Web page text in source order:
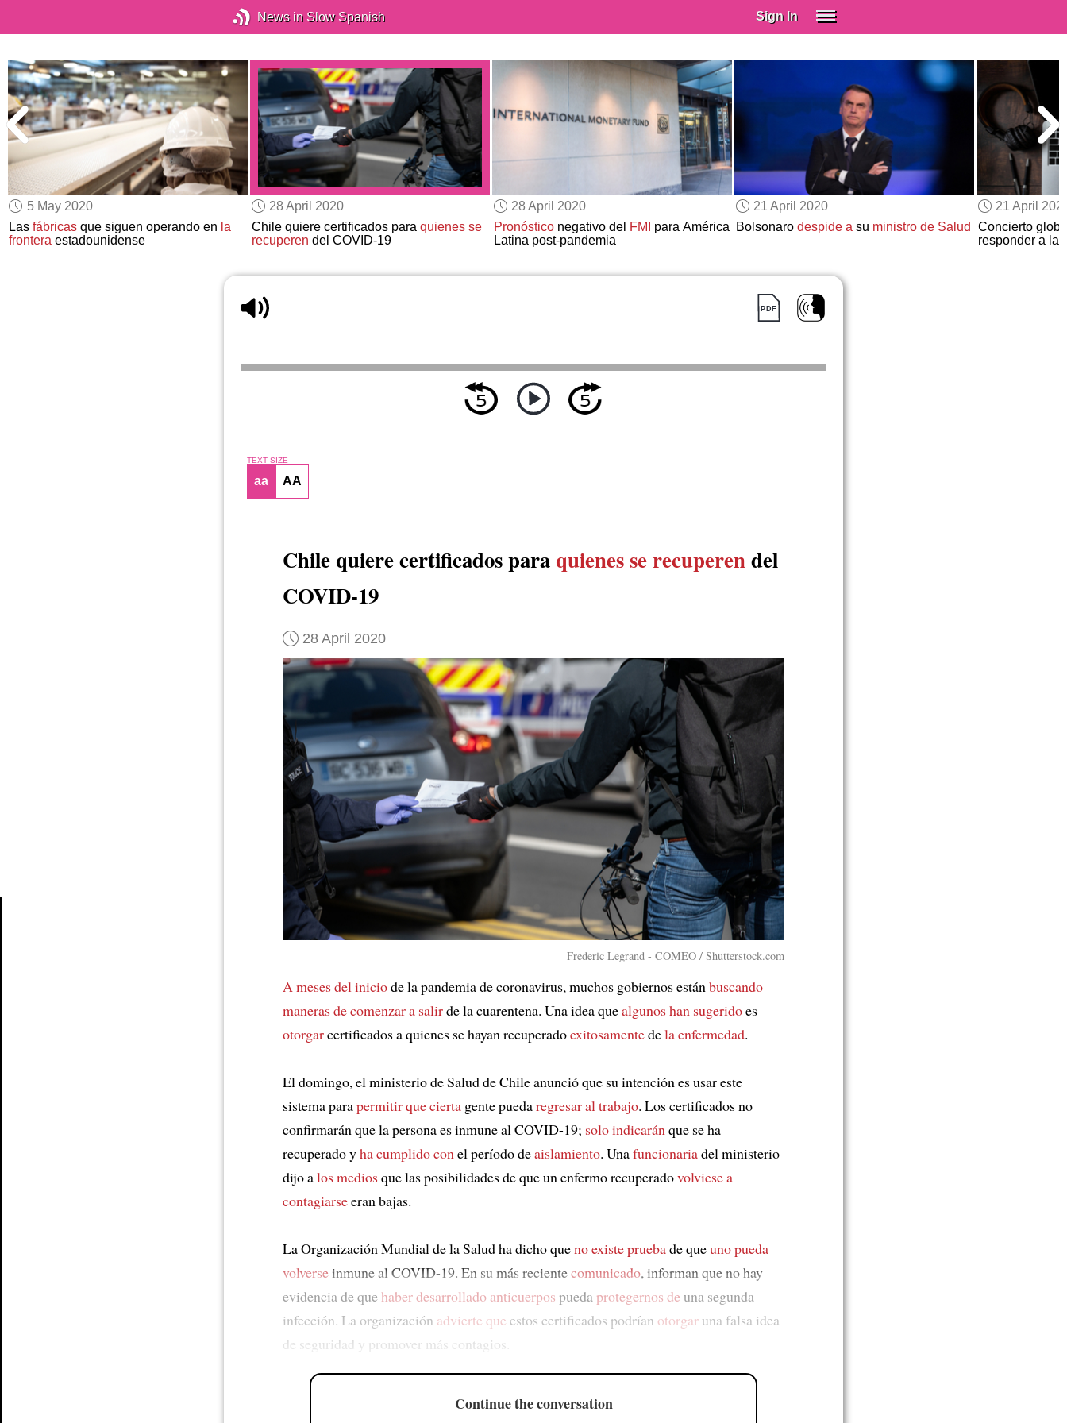
News in Slow Spanish Sign In
Spanish (Spain)
Spanish (Latino)
SUBSCRIBE
EDUCATIONAL LICENSES
GIFT CARDS
OTHER LANGUAGES
5 May 2020
Lasfábricas que siguen operando en la
frontera estadounidense
28 April 2020
Chile quiere certificados para quienes se
recuperen del COVID-19
28 April 2020
Pronósticonegativo del FMI
para América
Latina post-pandemia
21 April 2020
Bolsonaro despide asu ministro de Salud
21 April
Concierto
responder a la
TEXT SIZE
aa AA
Chile quiere certificados para quienes se recuperendel
COVID-19
28 April 2020
Frederic Legrand - COMEO / Shutterstock.com
A meses del iniciode la pandemia de coronavirus, muchos gobiernos estánbuscando
maneras decomenzar a salirde la cuarentena. Una idea quealgunos han sugeridoes
otorgarcertificados a quienes se hayan recuperadoexitosamentedela enfermedad.
El domingo, el ministerio de Salud de Chile anunció que su intención es usar este
sistema parapermitir que cierta gente puedaregresar al trabajo. Los certificados no
confirmarán que la persona es inmune al COVID-19; solo indicaránque se ha
recuperado yha cumplido conel período deaislamiento. Unafuncionariadel ministerio
dijo alos mediosque las posibilidades de que un enfermo recuperadovolviese a
contagiarseeran bajas.
La Organización Mundial de la Salud ha dicho queno existe pruebade queuno pueda
volverseinmune al COVID-19. En su más recientecomunicado, informan que no hay
evidencia de quehaber desarrollado anticuerpos pueda protegernos deuna segunda
infección. La organización advierte que estos certificados podrían otorgar una falsa idea
de seguridad y promover más contagios.
Continue the conversation